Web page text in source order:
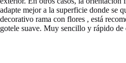
adapte mejor a la superficie donde se
decorativo rama con flores , está
gotele suave. Muy sencillo y rápido de